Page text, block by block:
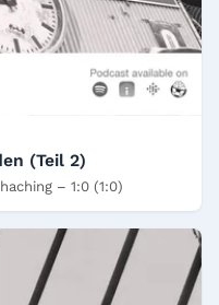
(Teil 2)
– 1:0 (1:0)